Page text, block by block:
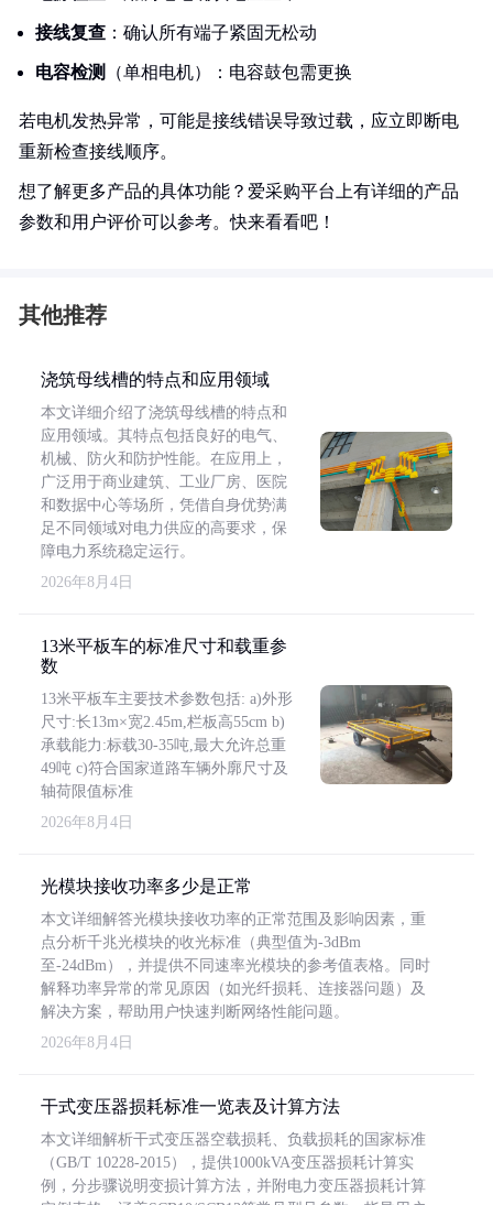
接线复查 ：确认所有端子紧固无松动
电容检测 （单相电机）：电容鼓包需更换
若电机发热异常，可能是接线错误导致过载，应立即断电
重新检查接线顺序。
想了解更多产品的具体功能？爱采购平台上有详细的产品
参数和用户评价可以参考。快来看看吧！
其他推荐
浇筑母线槽的特点和应用领域
本文详细介绍了浇筑母线槽的特点和
应用领域。其特点包括良好的电气、
机械、防火和防护性能。在应用上，
广泛用于商业建筑、工业厂房、医院
和数据中心等场所，凭借自身优势满
足不同领域对电力供应的高要求，保
障电力系统稳定运行。
2026年8月4日
13米平板车的标准尺寸和载重参
数
13米平板车主要技术参数包括: a)外形
尺寸:长13m×宽2.45m,栏板高55cm b)
承载能力:标载30-35吨,最大允许总重
49吨 c)符合国家道路车辆外廓尺寸及
轴荷限值标准
2026年8月4日
光模块接收功率多少是正常
本文详细解答光模块接收功率的正常范围及影响因素，重
点分析千兆光模块的收光标准（典型值为-3dBm
至-24dBm），并提供不同速率光模块的参考值表格。同时
解释功率异常的常见原因（如光纤损耗、连接器问题）及
解决方案，帮助用户快速判断网络性能问题。
2026年8月4日
干式变压器损耗标准一览表及计算方法
本文详细解析干式变压器空载损耗、负载损耗的国家标准
（GB/T 10228-2015），提供1000kVA变压器损耗计算实
例，分步骤说明变损计算方法，并附电力变压器损耗计算